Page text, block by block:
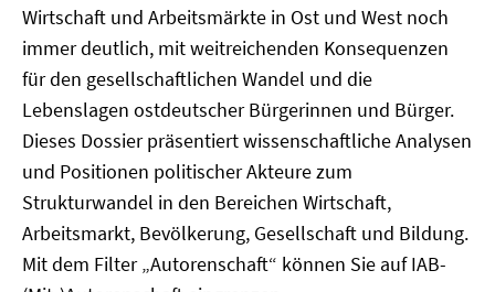
Wirtschaft und Arbeitsmärkte in Ost und West noch
immer deutlich, mit weitreichenden Konsequenzen
für den gesellschaftlichen Wandel und die
Lebenslagen ostdeutscher Bürgerinnen und Bürger.
Dieses Dossier präsentiert wissenschaftliche Analysen
und Positionen politischer Akteure zum
Strukturwandel in den Bereichen Wirtschaft,
Arbeitsmarkt, Bevölkerung, Gesellschaft und Bildung.
Mit dem Filter „Autorenschaft“ können Sie auf IAB-